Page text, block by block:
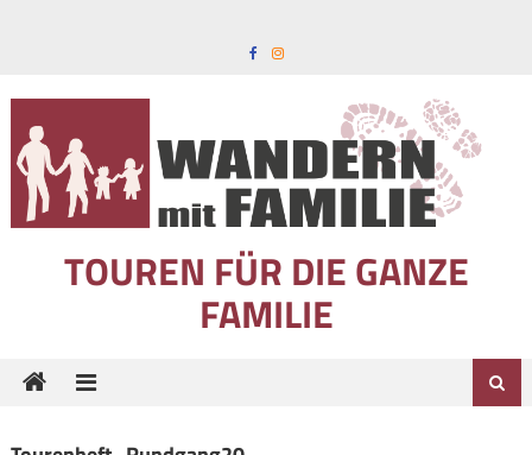
TOUREN FÜR DIE GANZE
FAMILIE